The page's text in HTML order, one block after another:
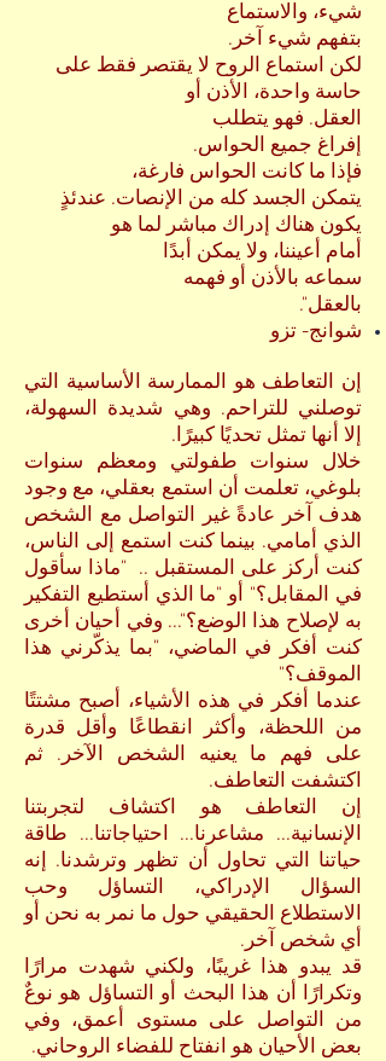
شيء، والاستماع
بتفهم شيء آخر.
لكن استماع الروح لا يقتصر فقط على
حاسة واحدة، الأذن أو
العقل. فهو يتطلب
إفراغ جميع الحواس.
فإذا ما كانت الحواس فارغة،
يتمكن الجسد كله من الإنصات. عندئذٍ
يكون هناك إدراك مباشر لما هو
أمام أعيننا، ولا يمكن أبدًا
سماعه بالأذن أو فهمه
بالعقل".
شوانج- تزو
إن التعاطف هو الممارسة الأساسية التي
توصلني للتراحم. وهي شديدة السهولة،
إلا أنها تمثل تحديًا كبيرًا.
خلال سنوات طفولتي ومعظم سنوات
بلوغي، تعلمت أن استمع بعقلي، مع وجود
هدف آخر عادةً غير التواصل مع الشخص
الذي أمامي. بينما كنت استمع إلى الناس،
كنت أركز على المستقبل .. "ماذا سأقول
في المقابل؟" أو "ما الذي أستطيع التفكير
به لإصلاح هذا الوضع؟"... وفي أحيان أخرى
كنت أفكر في الماضي، "بما يذكّرني هذا
الموقف؟"
عندما أفكر في هذه الأشياء، أصبح مشتتًا
من اللحظة، وأكثر انقطاعًا وأقل قدرة
على فهم ما يعنيه الشخص الآخر. ثم
اكتشفت التعاطف.
إن التعاطف هو اكتشاف لتجربتنا
الإنسانية... مشاعرنا... احتياجاتنا... طاقة
حياتنا التي تحاول أن تظهر وترشدنا. إنه
السؤال الإدراكي، التساؤل وحب
الاستطلاع الحقيقي حول ما نمر به نحن أو
أي شخص آخر.
قد يبدو هذا غريبًا، ولكني شهدت مرارًا
وتكرارًا أن هذا البحث أو التساؤل هو نوعٌ
من التواصل على مستوى أعمق، وفي
بعض الأحيان هو انفتاح للفضاء الروحاني.